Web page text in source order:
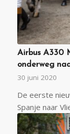
Airbus A330
onderweg
30 juni 2020
De eerste
Spanje naar